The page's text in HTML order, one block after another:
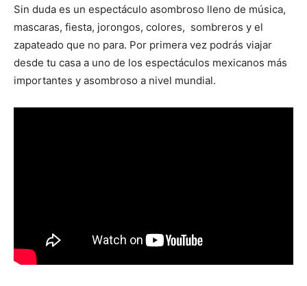
Sin duda es un espectáculo asombroso lleno de música,
mascaras, fiesta, jorongos, colores, sombreros y el
zapateado que no para. Por primera vez podrás viajar
desde tu casa a uno de los espectáculos mexicanos más
importantes y asombroso a nivel mundial.